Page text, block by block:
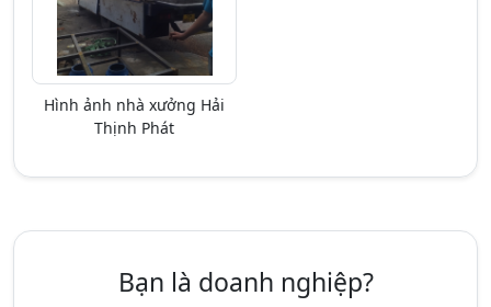
Hình ảnh nhà xưởng Hải
Thịnh Phát
Bạn là doanh nghiệp?